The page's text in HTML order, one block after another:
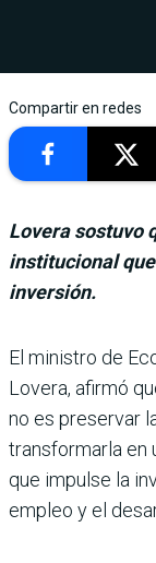
Compartir en redes
Lovera sostuvo
institucional
inversión.
El ministro de
Lovera, afirmó
no es preser­var
transformarla en
que impulse la
empleo y el